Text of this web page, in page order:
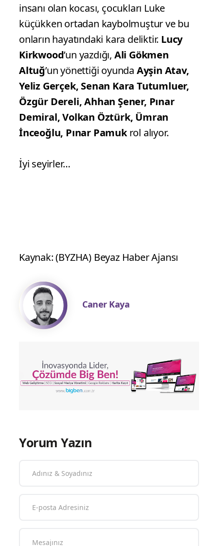
insanı olan kocası, çocukları Luke
küçükken ortadan kaybolmuştur ve bu
onların hayatındaki kara deliktir. Lucy
Kirkwood’un yazdığı, Ali Gökmen
Altuğ’un yönettiği oyunda Ayşin Atav,
Yeliz Gerçek, Senan Kara Tutumluer,
Özgür Dereli, Ahhan Şener, Pınar
Demiral, Volkan Öztürk, Ümran
İnceoğlu, Pınar Pamukrol alıyor.
İyi seyirler…
Kaynak: (BYZHA) Beyaz Haber Ajansı
Caner Kaya
Yorum Yazın